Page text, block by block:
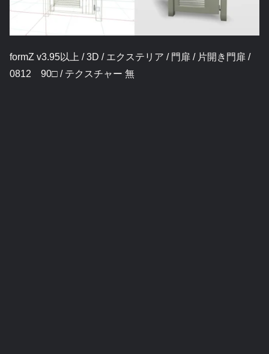
formZ v3.95以上 / 3D / エクステリア / 門扉 / 片開き門扉 /
0812 90□ / テクスチャー 無